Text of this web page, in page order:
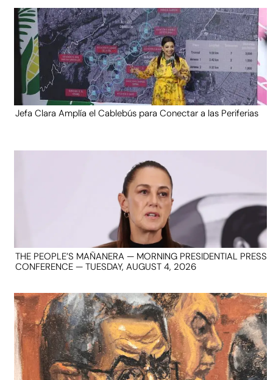
Jefa Clara Amplía el Cablebús para Conectar a las Periferias
THE PEOPLE’S MAÑANERA — MORNING PRESIDENTIAL PRESS
CONFERENCE — TUESDAY, AUGUST 4, 2026